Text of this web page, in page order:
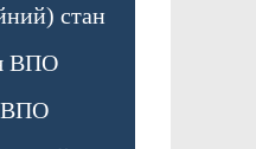
стан
ВПО
ВПО